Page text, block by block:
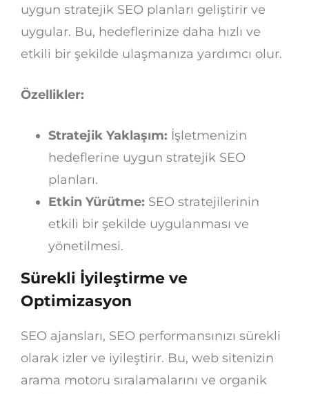
uygun stratejik SEO planları geliştirir ve
uygular. Bu, hedeflerinize daha hızlı ve
etkili bir şekilde ulaşmanıza yardımcı olur.
Özellikler:
Stratejik Yaklaşım: İşletmenizin
hedeflerine uygun stratejik SEO
planları.
Etkin Yürütme: SEO stratejilerinin
etkili bir şekilde uygulanması ve
yönetilmesi.
Sürekli İyileştirme ve
Optimizasyon
SEO ajansları, SEO performansınızı sürekli
olarak izler ve iyileştirir. Bu, web sitenizin
arama motoru sıralamalarını ve organik